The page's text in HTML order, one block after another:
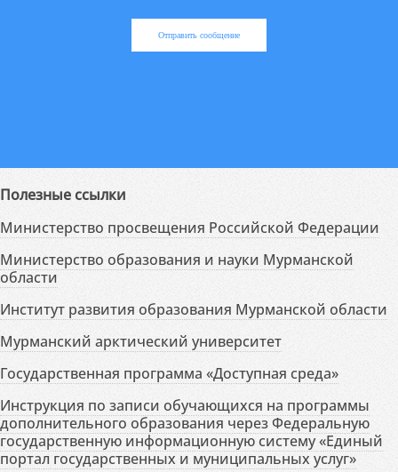
Отправить сообщение
Полезные ссылки
Министерство просвещения Российской Федерации
Министерство образования и науки Мурманской
области
Институт развития образования Мурманской области
Мурманский арктический университет
Государственная программа «Доступная среда»
Инструкция по записи обучающихся на программы
дополнительного образования через Федеральную
государственную информационную систему «Единый
портал государственных и муниципальных услуг»